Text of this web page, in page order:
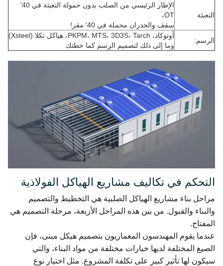
التعبئة
الإطار الرئيسي من الصلب بدون حمولة التعبئة في 40'
OT،
سقف والجدران محملة في 40' مقر!
الرسم:
أوتوكاد، PKPM، MTS، 3D3S، Tarch، هياكل تكلا (Xsteel)
وما إلى ذلك لتصميم الرسم كما خطتك
التحكم في تكاليف مشاريع الهياكل الفولاذية
مراحل بناء مشاريع الهياكل الصلبية هي التخطيط والتصميم
والبناء والقبول. من بين هذه المراحل الأربعة، مرحلة التصميم هي
المفتاح.
عندما يقوم المهندسون المعماريون بتصميم هيكل مبنى، فإن
الصيغ المختلفة لديها خيارات مختلفة من مواد البناء، والتي
سيكون لها تأثير كبير على تكلفة المشروع. مثل اختيار نوع